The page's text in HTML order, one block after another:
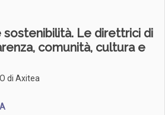
sostenibilità. Le direttrici di
comunità, cultura e
di Axitea